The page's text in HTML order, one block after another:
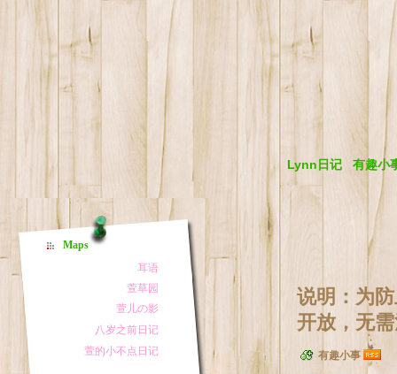
Lynn日记 有趣小
说明：为
开放，无
有趣小事
Maps